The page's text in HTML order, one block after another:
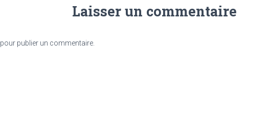
Laisser un commentaire
pour publier un commentaire.